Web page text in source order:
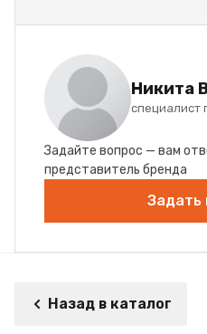
Никита
специалист
Задайте вопрос — вам
представитель бренда
Задать
Назад в каталог